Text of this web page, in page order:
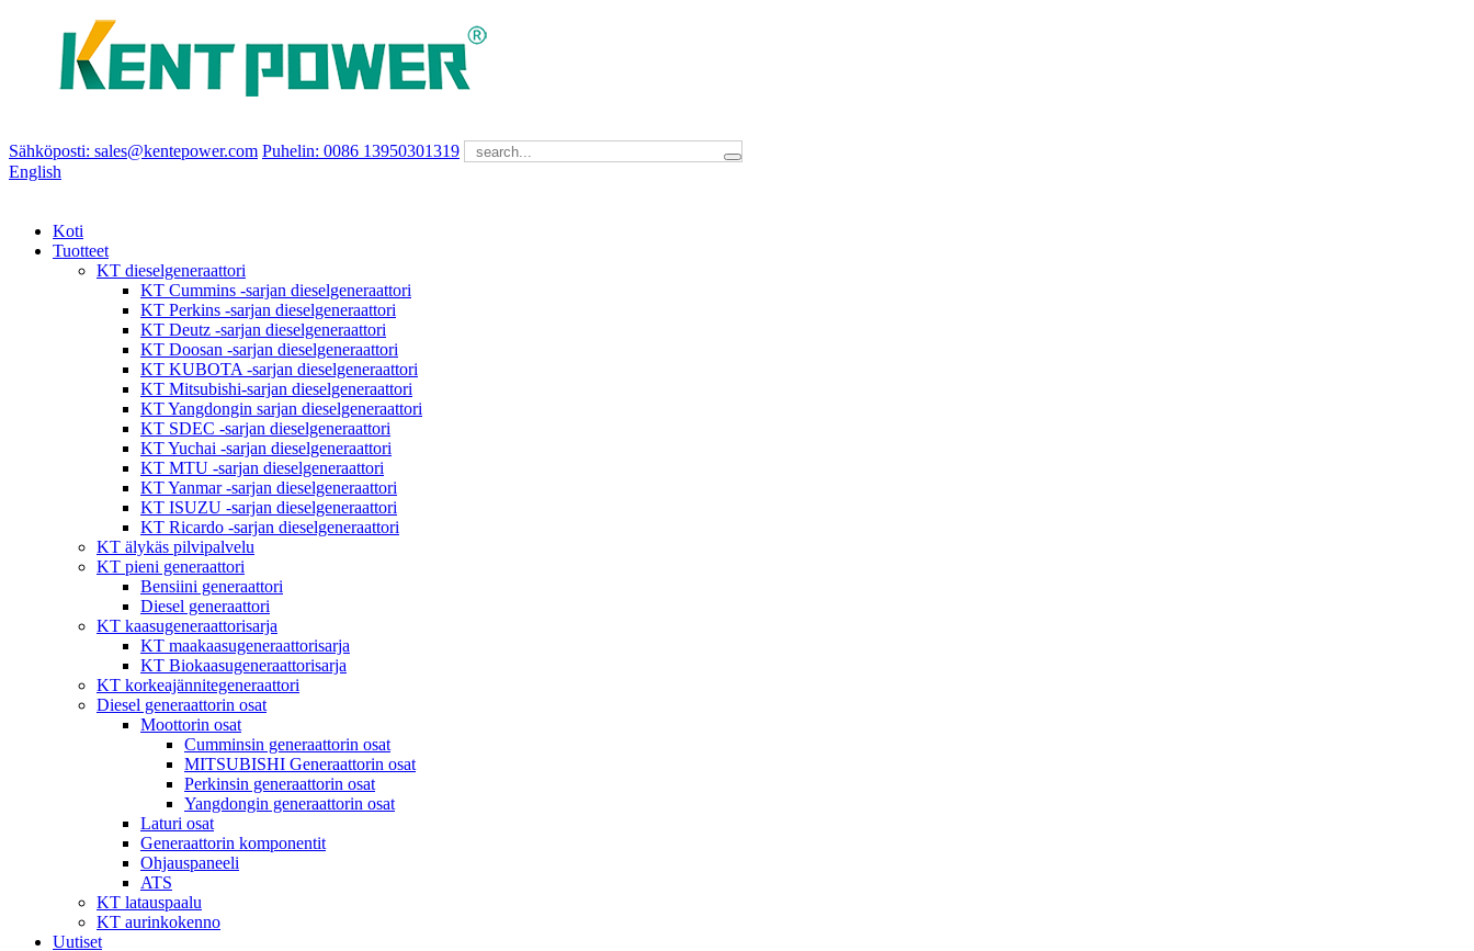
Sähköposti: sales@kentepower.com Puhelin: 0086 13950301319
English
Koti
Tuotteet
KT dieselgeneraattori
KT Cummins -sarjan dieselgeneraattori
KT Perkins -sarjan dieselgeneraattori
KT Deutz -sarjan dieselgeneraattori
KT Doosan -sarjan dieselgeneraattori
KT KUBOTA -sarjan dieselgeneraattori
KT Mitsubishi-sarjan dieselgeneraattori
KT Yangdongin sarjan dieselgeneraattori
KT SDEC -sarjan dieselgeneraattori
KT Yuchai -sarjan dieselgeneraattori
KT MTU -sarjan dieselgeneraattori
KT Yanmar -sarjan dieselgeneraattori
KT ISUZU -sarjan dieselgeneraattori
KT Ricardo -sarjan dieselgeneraattori
KT älykäs pilvipalvelu
KT pieni generaattori
Bensiini generaattori
Diesel generaattori
KT kaasugeneraattorisarja
KT maakaasugeneraattorisarja
KT Biokaasugeneraattorisarja
KT korkeajännitegeneraattori
Diesel generaattorin osat
Moottorin osat
Cumminsin generaattorin osat
MITSUBISHI Generaattorin osat
Perkinsin generaattorin osat
Yangdongin generaattorin osat
Laturi osat
Generaattorin komponentit
Ohjauspaneeli
ATS
KT latauspaalu
KT aurinkokenno
Uutiset